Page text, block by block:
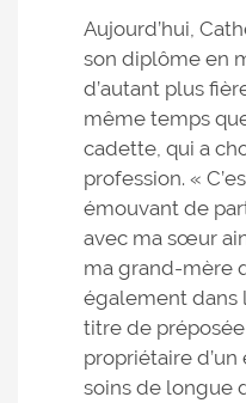
Aujourd’hui,
son diplôme en
d’autant plus
même temps
cadette, qui a
profession. «
émouvant de
avec ma sœur
ma grand-mère
également dans
titre de
propriétaire
soins de longue